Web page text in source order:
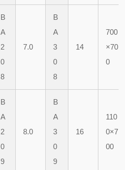
B
A
2
0
8
7.0
B
A
3
0
8
14
700
×70
0
B
A
2
0
9
8.0
B
A
3
0
9
16
110
0×7
00